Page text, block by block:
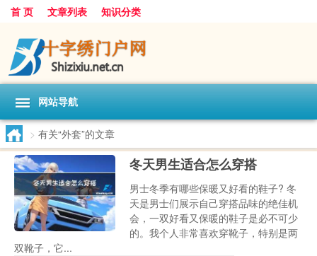
首 页 文章列表 知识分类
网站导航
> 有关“外套”的文章
冬天男生适合怎么穿搭
男士冬季有哪些保暖又好看的鞋子? 冬
天是男士们展示自己穿搭品味的绝佳机
会，一双好看又保暖的鞋子是必不可少
的。我个人非常喜欢穿靴子，特别是两
双靴子，它...